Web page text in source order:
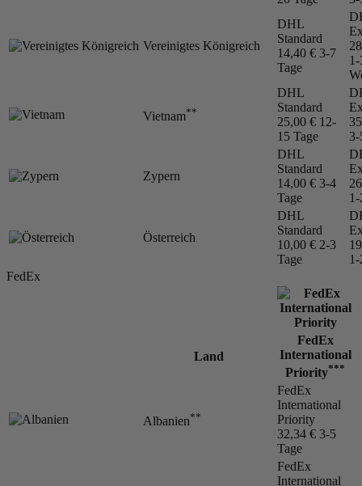
Vereinigtes Königreich
DHL
Standard
14,40 € 3-7
Tage
1-
Vietnam**
DHL
Standard
25,00 € 12-
15 Tage
3-
Zypern
DHL
Standard
14,00 € 3-4
Tage
1-
Österreich
DHL
Standard
10,00 € 2-3
Tage
1-
FedEx
Land
FedEx
International
Priority***
Albanien**
FedEx
International
Priority
32,34 € 3-5
Tage
FedEx
International